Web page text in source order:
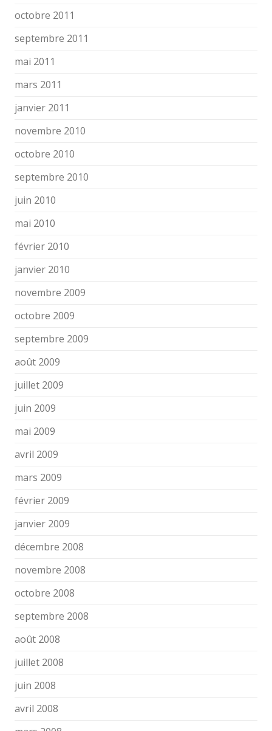
octobre 2011
septembre 2011
mai 2011
mars 2011
janvier 2011
novembre 2010
octobre 2010
septembre 2010
juin 2010
mai 2010
février 2010
janvier 2010
novembre 2009
octobre 2009
septembre 2009
août 2009
juillet 2009
juin 2009
mai 2009
avril 2009
mars 2009
février 2009
janvier 2009
décembre 2008
novembre 2008
octobre 2008
septembre 2008
août 2008
juillet 2008
juin 2008
avril 2008